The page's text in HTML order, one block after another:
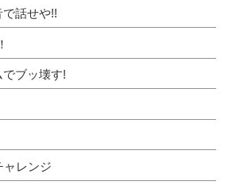
話せや!!
ブッ壊す!
ャレンジ